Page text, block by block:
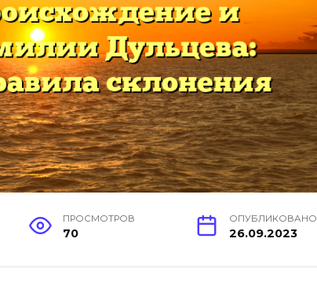
ПРОСМОТРОВ
70
ОПУБЛИКОВАНО
26.09.2023